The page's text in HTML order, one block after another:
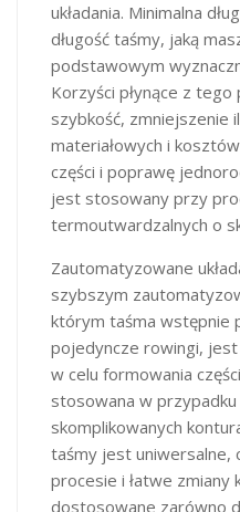
układania. Minimalna
długość taśmy, jaką
podstawowym
Korzyści płynące z
szybkość, zmniejszenie
materiałowych i
części i poprawę
jest stosowany przy
termoutwardzalnych o
Zautomatyzowane
szybszym
którym taśma wstępnie
pojedyncze rowingi, jest
w celu formowania
stosowana w
skomplikowanych
taśmy jest uniwersalne,
procesie i łatwe zmiany
dostosowane zarówno